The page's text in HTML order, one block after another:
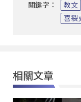
關鍵字： 教文
喜裂
相關文章